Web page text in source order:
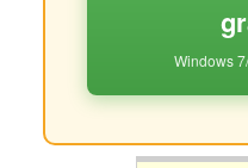
Windows